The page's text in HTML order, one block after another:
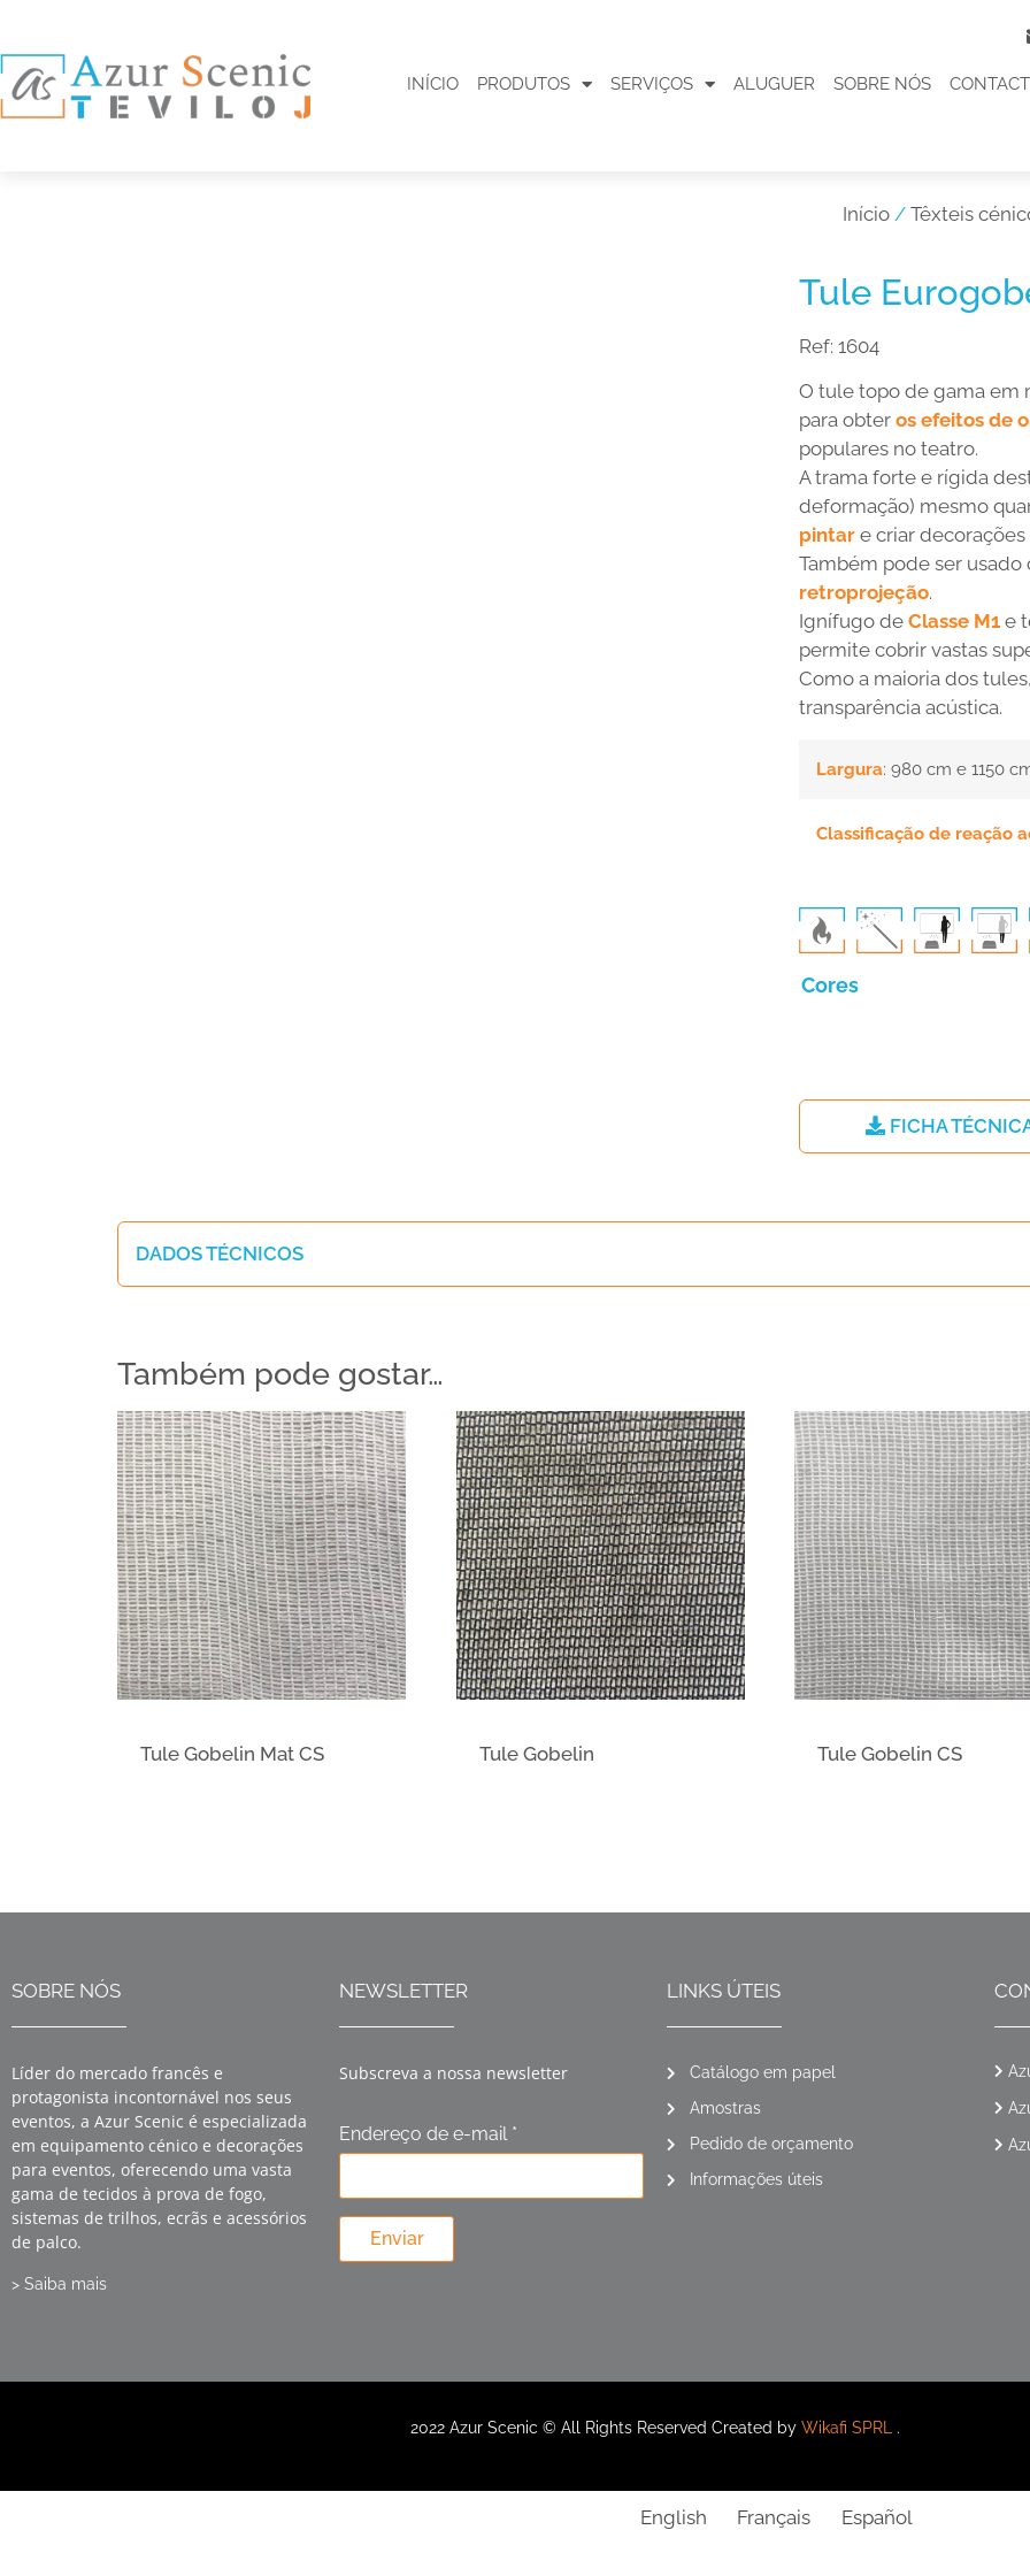
INÍCIO PRODUTOS SERVIÇOS ALUGUER SOBRE NÓS
Início / Têxteis
Tule
Ref: 1604
O tule topo de gama em
para obter os efeitos de
populares no teatro.
A trama forte e rígida
deformação) mesmo
pintare criar decorações
Também pode ser
retroprojeção.
Ignífugo de Classe M1e
permite cobrir vastas
Como a maioria dos
transparência acústica.
Largura: 980 cm e 1150
Classificação de reação
Cores
FICHA
DADOS TÉCNICOS
Também pode gostar…
Tule Gobelin Mat CS Tule Gobelin Tule Gobelin CS
SOBRE NÓS
Líder do mercado francês e
protagonista incontornável nos seus
eventos, a Azur Scenic é especializada
em equipamento cénico e decorações
para eventos, oferecendo uma vasta
gama de tecidos à prova de fogo,
sistemas de trilhos, ecrãs e acessórios
de palco.
> Saiba mais
NEWSLETTER
Subscreva a nossa newsletter
Endereço de e-mail *
Enviar
LINKS ÚTEIS
Catálogo em papel
Amostras
Pedido de orçamento
Informações úteis
2022 Azur Scenic © All Rights Reserved Created by Wikafi SPRL .
English Français Español